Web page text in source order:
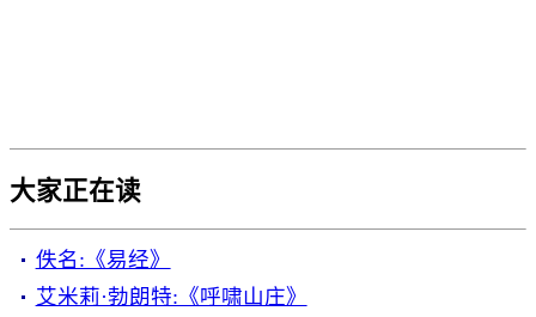
大家正在读
佚名:《易经》
艾米莉·勃朗特:《呼啸山庄》